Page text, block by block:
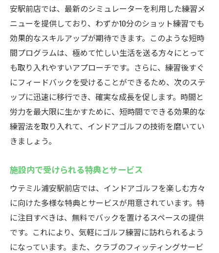
安駅前店では、最新のシミュレーターを利用した練習メ
ニューを提供しており、わずか10分のショット練習でも
効果的なスキルアップが期待できます。このような短時
間プログラムは、極めて忙しい生活を送る方々にとって
も取り入れやすいアプローチです。さらに、練習後すぐ
にフィードバックを受けることができるため、次のステ
ップに迅速に移行でき、確実な成長を促します。時間と
労力を最大限に生かすために、短時間でできる効果的な
練習法を取り入れて、インドアゴルフの技術を磨いてい
きましょう。
施設内で受けられる特典とサービス
ウテミル浦安駅前店では、インドアゴルフを楽しむ方々
に向けた多様な特典とサービスが用意されています。特
に注目すべきは、無料でバックを置けるスペースの提供
です。これにより、気軽にゴルフ練習に訪れられるよう
になっています。また、クラブのフィッティングサービ